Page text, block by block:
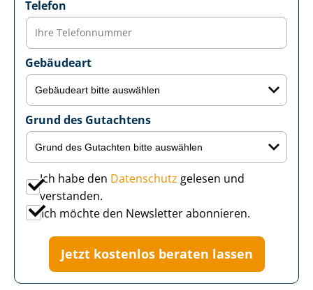
Telefon
Gebäudeart
Grund des Gutachtens
Ich habe den Datenschutz gelesen und
verstanden.
Ich möchte den Newsletter abonnieren.
Jetzt kostenlos beraten lassen